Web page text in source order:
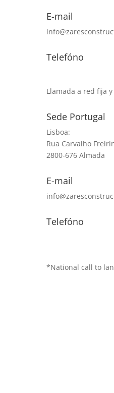
E-mail
Telefóno
Llamada a red fija
Sede Portugal
Lisboa:
Rua Carvalho
2800-676 Almada
E-mail
Telefóno
*National call to